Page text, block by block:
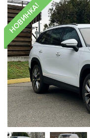
НОВИНКА!